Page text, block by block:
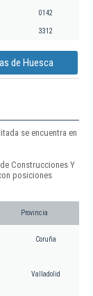
0142
3312
de Huesca
se encuentra en
Construcciones Y
posiciones
Provincia
Coruña
Valladolid